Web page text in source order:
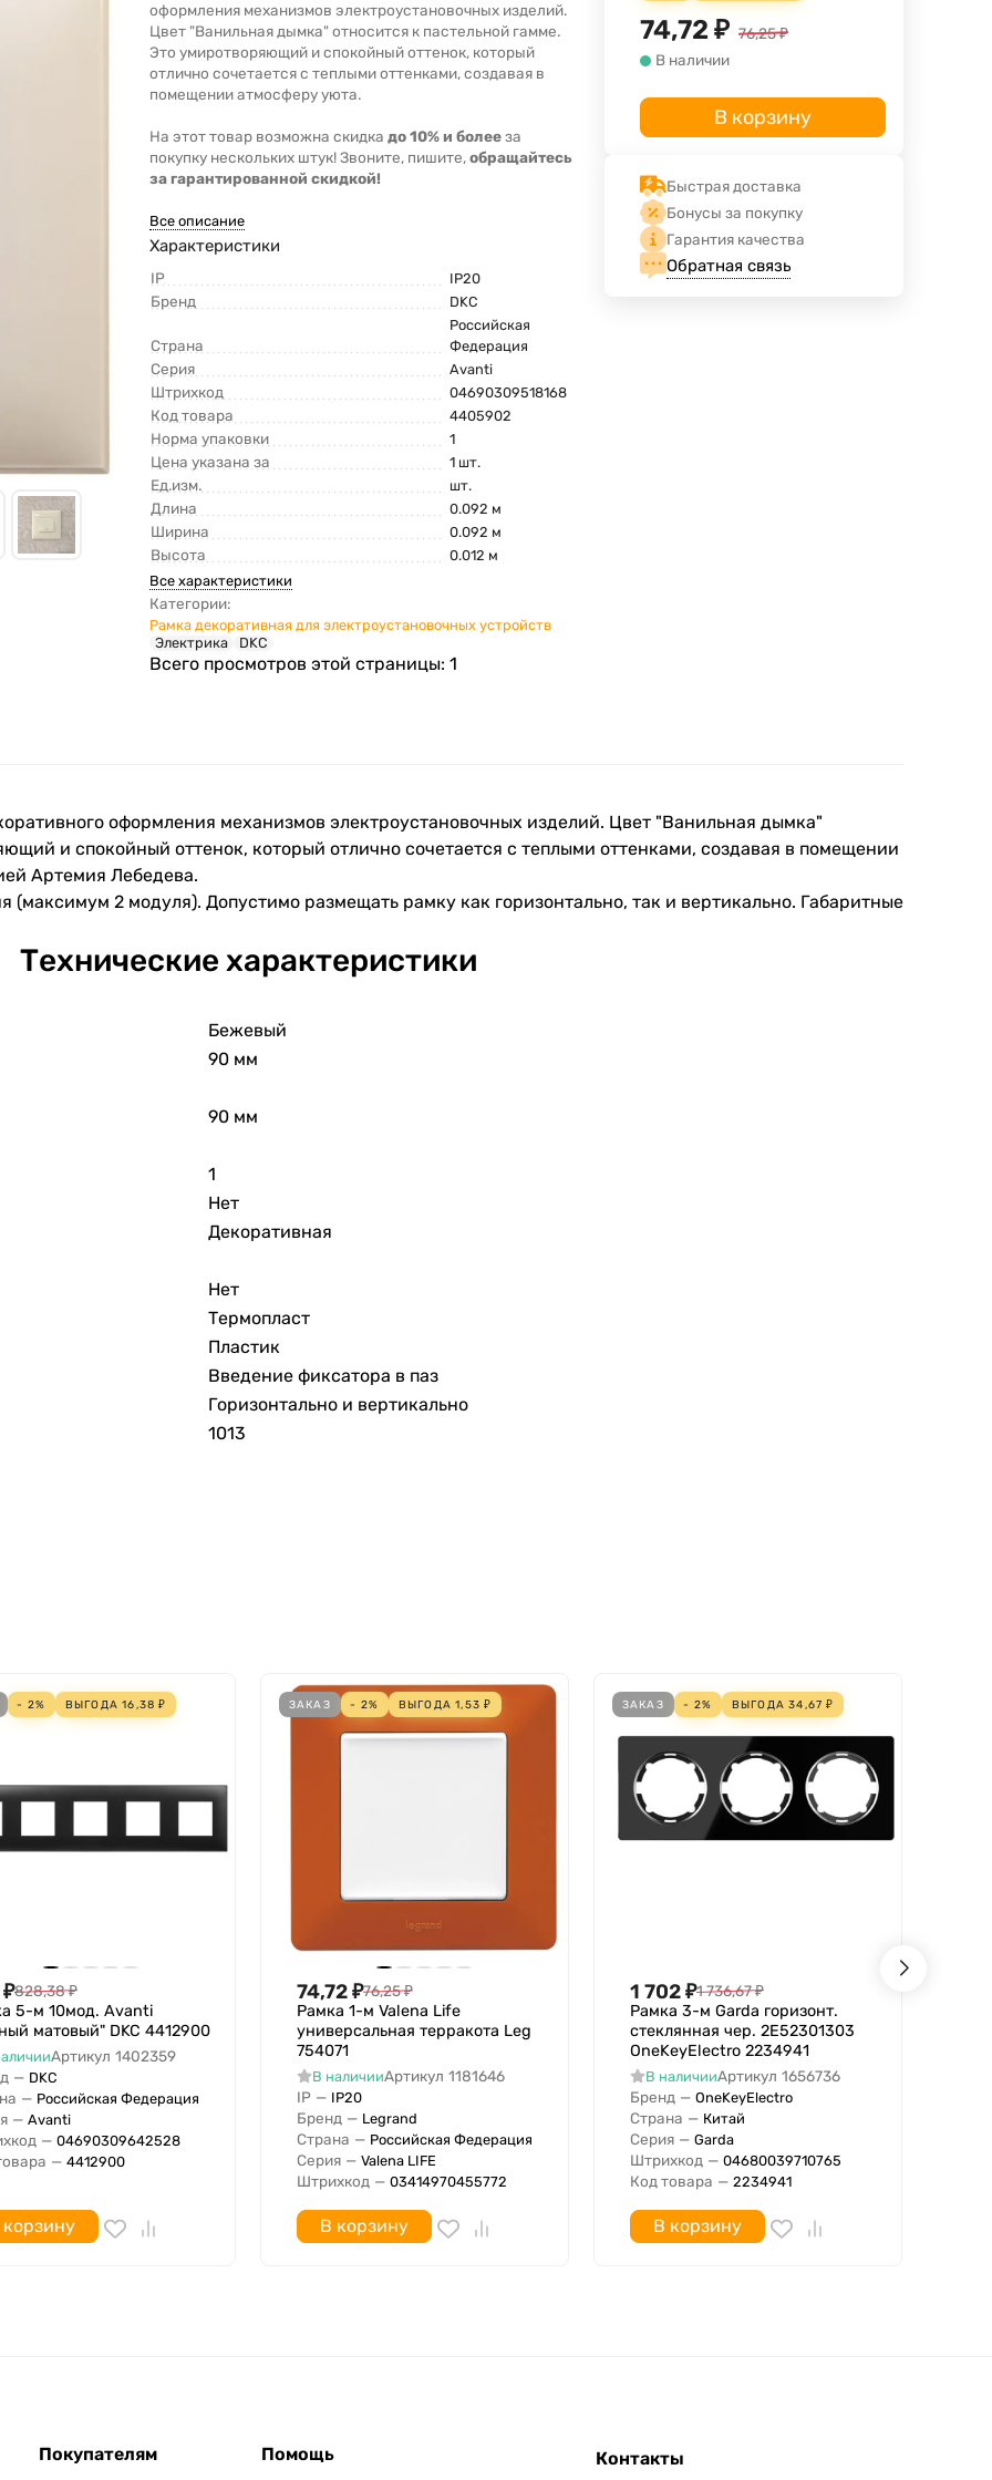
оформления механизмов электроустановочных изделий.
Цвет "Ванильная дымка" относится к пастельной гамме.
Это умиротворяющий и спокойный оттенок, который
отлично сочетается с теплыми оттенками, создавая в
помещении атмосферу уюта.
На этот товар возможна скидкадо 10% и болееза
покупку нескольких штук! Звоните, пишите,обращайтесь
за гарантированной скидкой!
Все описание
Характеристики
IP IP20
Бренд DKC
Страна
Российская
Федерация
Серия Avanti
Штрихкод 04690309518168
Код товара 4405902
Норма упаковки 1
Цена указана за 1 шт.
Ед.изм. шт.
Длина 0.092 м
Ширина 0.092 м
Высота
0.012 м
Все характеристики
Категории:
Рамка декоративная для электроустановочных устройств
Электрика
DKC
Всего просмотров этой страницы:1
74,72₽ 76,25₽
В наличии
В корзину
Быстрая доставка
Бонусы за покупку
Гарантия качества
Обратная связь
оформления механизмов электроустановочных изделий. Цвет "Ванильная дымка"
и спокойный оттенок, который отлично сочетается с теплыми оттенками, создавая в помещении
Артемия Лебедева.
(максимум 2 модуля). Допустимо размещать рамку как горизонтально, так и вертикально. Габаритные
Технические характеристики
Бежевый
90 мм
90 мм
1
Нет
Декоративная
Нет
Термопласт
Пластик
Введение фиксатора в паз
Горизонтально и вертикально
1013
1
серий)
- 2% ВЫГОДА16,38 ₽
₽828,38₽
5-м 10мод. Avanti
матовый" DKC 4412900
Артикул 1402359
— DKC
— Российская Федерация
— Avanti
— 04690309642528
— 4412900
ЗАКАЗ - 2% ВЫГОДА1,53 ₽
74,72₽76,25₽
Рамка 1-м Valena Life
универсальная терракота Leg
754071
В наличииАртикул 1181646
IP — IP20
Бренд — Legrand
Страна — Российская Федерация
Серия — Valena LIFE
Штрихкод — 03414970455772
В корзину
ЗАКАЗ - 2% ВЫГОДА34,67 ₽
1 702₽1 736,67₽
Рамка 3-м Garda горизонт.
стеклянная чер. 2E52301303
OneKeyElectro 2234941
В наличииАртикул 1656736
Бренд — OneKeyElectro
Страна — Китай
Серия — Garda
Штрихкод — 04680039710765
Код товара — 2234941
В корзину
Покупателям
Помощь
Контакты